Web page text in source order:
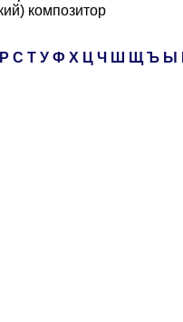
композитор
Р С Т У Ф Х Ц Ч Ш Щ Ъ Ы